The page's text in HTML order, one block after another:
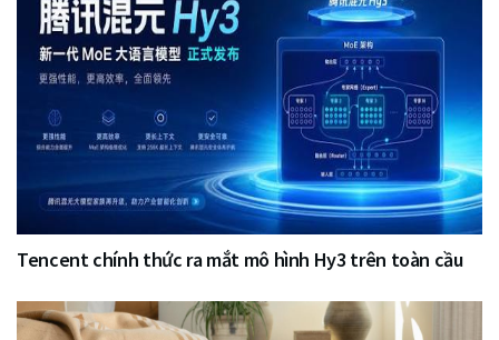
Tencent chính thức ra mắt mô hình Hy3 trên toàn cầu